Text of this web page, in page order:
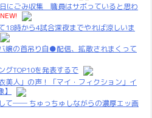
にごみ収集 職員はサボっていると思わ
NEW!
18時から4試合深夜までやれば涼しいま
嬢の首吊り自●配信、拡散されまくって
グTOP10を発表するで
美人」の声！「マイ・フィクション」イ
て── ちゅっちゅしながらの濃厚エッ画